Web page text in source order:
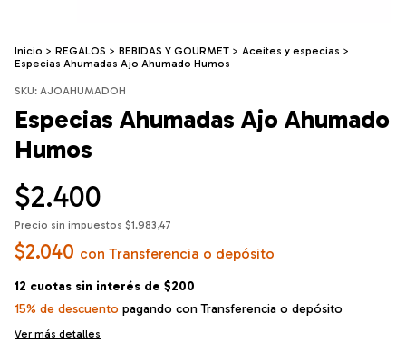
Inicio > REGALOS > BEBIDAS Y GOURMET > Aceites y especias >
Especias Ahumadas Ajo Ahumado Humos
SKU: AJOAHUMADOH
Especias Ahumadas Ajo Ahumado
Humos
$2.400
Precio sin impuestos $1.983,47
$2.040 con Transferencia o depósito
12 cuotas sin interés de $200
15% de descuento pagando con Transferencia o depósito
Ver más detalles